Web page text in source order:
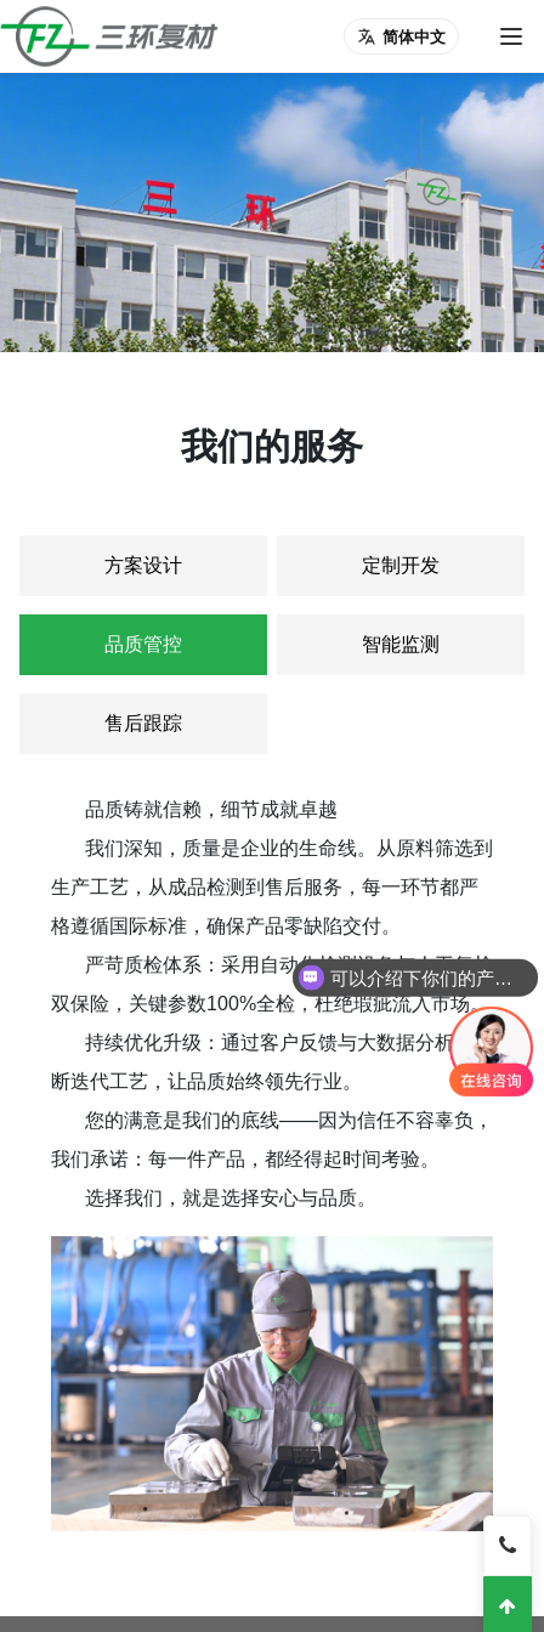
简体中文
我们的服务
方案设计 定制开发
品质管控 智能监测
售后跟踪
品质铸就信赖，细节成就卓越​
我们深知，质量是企业的生命线。从原料筛选到
生产工艺，从成品检测到售后服务，每一环节都严
格遵循国际标准，确保产品零缺陷交付。
​ 严苛质检体系​：采用自动化检测设备与人工复检
双保险，关键参数100%全检，杜绝瑕疵流入市场。
​持续优化升级​：通过客户反馈与大数据分析，不
断迭代工艺，让品质始终领先行业。
​您的满意是我们的底线——因为信任不容辜负，
我们承诺：每一件产品，都经得起时间考验。
选择我们，就是选择安心与品质。
可以介绍下你们的产品么